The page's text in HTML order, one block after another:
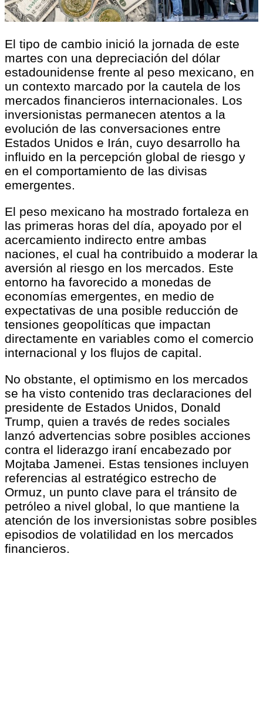
El tipo de cambio inició la jornada de este
martes con una depreciación del dólar
estadounidense frente al peso mexicano, en
un contexto marcado por la cautela de los
mercados financieros internacionales. Los
inversionistas permanecen atentos a la
evolución de las conversaciones entre
Estados Unidos e Irán, cuyo desarrollo ha
influido en la percepción global de riesgo y
en el comportamiento de las divisas
emergentes.
El peso mexicano ha mostrado fortaleza en
las primeras horas del día, apoyado por el
acercamiento indirecto entre ambas
naciones, el cual ha contribuido a moderar la
aversión al riesgo en los mercados. Este
entorno ha favorecido a monedas de
economías emergentes, en medio de
expectativas de una posible reducción de
tensiones geopolíticas que impactan
directamente en variables como el comercio
internacional y los flujos de capital.
No obstante, el optimismo en los mercados
se ha visto contenido tras declaraciones del
presidente de Estados Unidos, Donald
Trump, quien a través de redes sociales
lanzó advertencias sobre posibles acciones
contra el liderazgo iraní encabezado por
Mojtaba Jamenei. Estas tensiones incluyen
referencias al estratégico estrecho de
Ormuz, un punto clave para el tránsito de
petróleo a nivel global, lo que mantiene la
atención de los inversionistas sobre posibles
episodios de volatilidad en los mercados
financieros.